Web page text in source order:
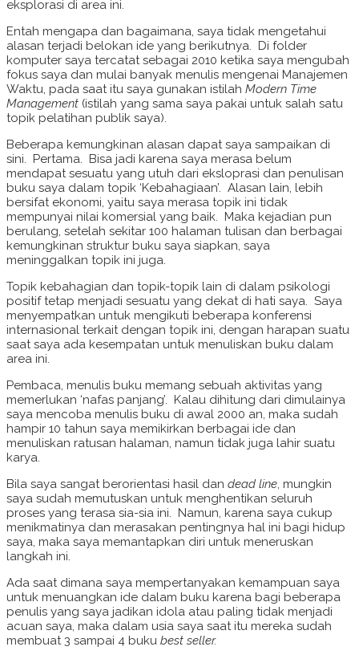
eksplorasi di area ini.
Entah mengapa dan bagaimana, saya tidak mengetahui
alasan terjadi belokan ide yang berikutnya. Di folder
komputer saya tercatat sebagai 2010 ketika saya mengubah
fokus saya dan mulai banyak menulis mengenai Manajemen
Waktu, pada saat itu saya gunakan istilah Modern Time
Management (istilah yang sama saya pakai untuk salah satu
topik pelatihan publik saya).
Beberapa kemungkinan alasan dapat saya sampaikan di
sini. Pertama. Bisa jadi karena saya merasa belum
mendapat sesuatu yang utuh dari eksloprasi dan penulisan
buku saya dalam topik ‘Kebahagiaan’. Alasan lain, lebih
bersifat ekonomi, yaitu saya merasa topik ini tidak
mempunyai nilai komersial yang baik. Maka kejadian pun
berulang, setelah sekitar 100 halaman tulisan dan berbagai
kemungkinan struktur buku saya siapkan, saya
meninggalkan topik ini juga.
Topik kebahagian dan topik-topik lain di dalam psikologi
positif tetap menjadi sesuatu yang dekat di hati saya. Saya
menyempatkan untuk mengikuti beberapa konferensi
internasional terkait dengan topik ini, dengan harapan suatu
saat saya ada kesempatan untuk menuliskan buku dalam
area ini.
Pembaca, menulis buku memang sebuah aktivitas yang
memerlukan ‘nafas panjang’. Kalau dihitung dari dimulainya
saya mencoba menulis buku di awal 2000 an, maka sudah
hampir 10 tahun saya memikirkan berbagai ide dan
menuliskan ratusan halaman, namun tidak juga lahir suatu
karya.
Bila saya sangat berorientasi hasil dan dead line, mungkin
saya sudah memutuskan untuk menghentikan seluruh
proses yang terasa sia-sia ini. Namun, karena saya cukup
menikmatinya dan merasakan pentingnya hal ini bagi hidup
saya, maka saya memantapkan diri untuk meneruskan
langkah ini.
Ada saat dimana saya mempertanyakan kemampuan saya
untuk menuangkan ide dalam buku karena bagi beberapa
penulis yang saya jadikan idola atau paling tidak menjadi
acuan saya, maka dalam usia saya saat itu mereka sudah
membuat 3 sampai 4 buku best seller.